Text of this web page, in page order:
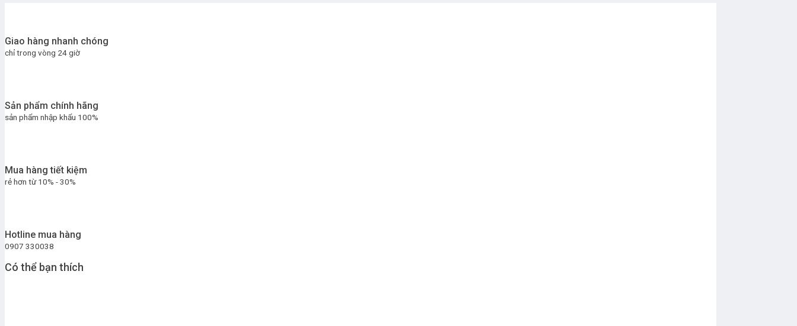
Giao hàng nhanh chóng
chỉ trong vòng 24 giờ
Sản phẩm chính hãng
sản phẩm nhập khẩu 100%
Mua hàng tiết kiệm
rẻ hơn từ 10% - 30%
Hotline mua hàng
0907 330038
Có thể bạn thích